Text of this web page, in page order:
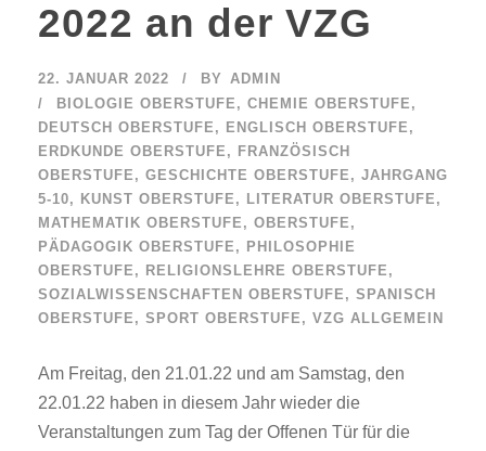
2022 an der VZG
22. JANUAR 2022 BY ADMIN
BIOLOGIE OBERSTUFE , CHEMIE OBERSTUFE ,
DEUTSCH OBERSTUFE , ENGLISCH OBERSTUFE ,
ERDKUNDE OBERSTUFE , FRANZÖSISCH
OBERSTUFE , GESCHICHTE OBERSTUFE , JAHRGANG
5-10, KUNST OBERSTUFE , LITERATUR OBERSTUFE ,
MATHEMATIK OBERSTUFE , OBERSTUFE ,
PÄDAGOGIK OBERSTUFE , PHILOSOPHIE
OBERSTUFE , RELIGIONSLEHRE OBERSTUFE ,
SOZIALWISSENSCHAFTEN OBERSTUFE , SPANISCH
OBERSTUFE , SPORT OBERSTUFE , VZG ALLGEMEIN
Am Freitag, den 21.01.22 und am Samstag, den
22.01.22 haben in diesem Jahr wieder die
Veranstaltungen zum Tag der Offenen Tür für die